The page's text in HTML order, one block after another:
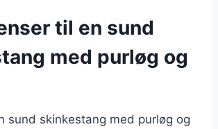
til en sund
med purløg og
sund skinkestang med purløg og